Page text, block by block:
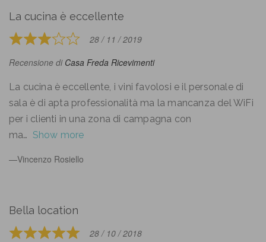
La cucina è eccellente
Rated
3
of
5
28 / 11 / 2019
Recensione di Casa Freda Ricevimenti
La cucina è eccellente, i vini favolosi e il personale di
sala è di apta professionalità ma la mancanza del WiFi
per i clienti in una zona di campagna con
ma
Show more
Vincenzo Rosiello
Bella location
Rated
28 / 10 / 2018